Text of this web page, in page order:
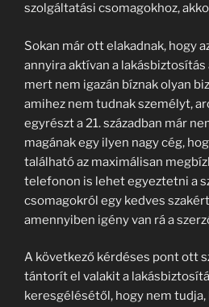
szolgáltatási csomagokhoz,
Sokan már ott elakadnak, hogy
annyira aktívan a
mert nem igazán bíznak olyan
amihez nem tudnak személyt,
egyrészt a 21. században már
magának egy ilyen nagy cég,
található az maximálisan
telefonon is lehet egyeztetni a
csomagokról egy kedves
amennyiben igény van rá a
A következő kérdéses pont ott
tántorít el valakit a
keresgélésétől, hogy nem tudja,